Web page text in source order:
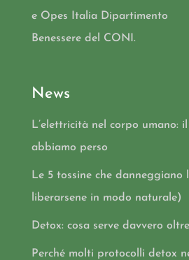
e Opes Italia Dipartimento
Benessere del CONI.
News
L’elettricità nel corpo umano:
abbiamo perso
Le 5 tossine che danneggiano
liberarsene in modo naturale)
Detox: cosa serve davvero
Perché molti protocolli detox